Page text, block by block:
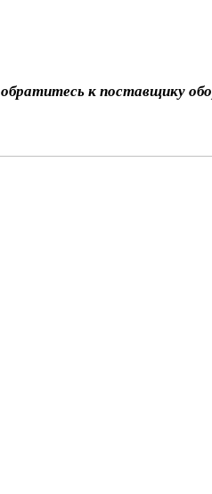
к поставщику